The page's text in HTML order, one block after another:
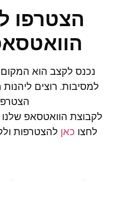
הצטרפו
נכנס לקצב הוא
למסיבות. רוצים
לקבוצת הוואטסאפ שלנו
לחצו כאן להצטרפות